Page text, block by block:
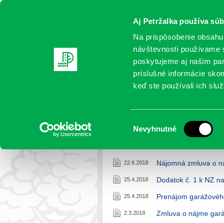
Aj Petržalka používa
Na prispôsobenie
návštevnosti používame
poskytujeme aj našim
príslušné informácie
keď ste používali ich
súhlasu
Nevyhnutné
AKTUALITY SAMOSPRÁVA
Faktúry
Petržalka>Faktúry
22.6.2018 Nájomná zmluva o
25.4.2018 Dodatok č. 1 k NZ
25.4.2018 Prenájom
2.3.2018 Zmluva o nájme